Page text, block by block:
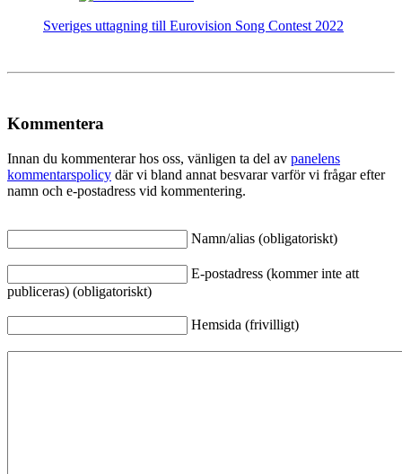
Sveriges uttagning till Eurovision Song Contest 2022
Kommentera
Innan du kommenterar hos oss, vänligen ta del av panelens
kommentarspolicy där vi bland annat besvarar varför vi frågar efter
namn och e-postadress vid kommentering.
Namn/alias (obligatoriskt)
E-postadress (kommer inte att
publiceras) (obligatoriskt)
Hemsida (frivilligt)